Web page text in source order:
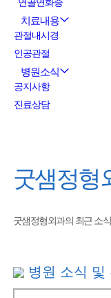
치료내용
관절내시경
인공관절
병원소식
공지사항
진료상담
굿샘정형
굿샘정형외과의 최근 소
병원 소식 및